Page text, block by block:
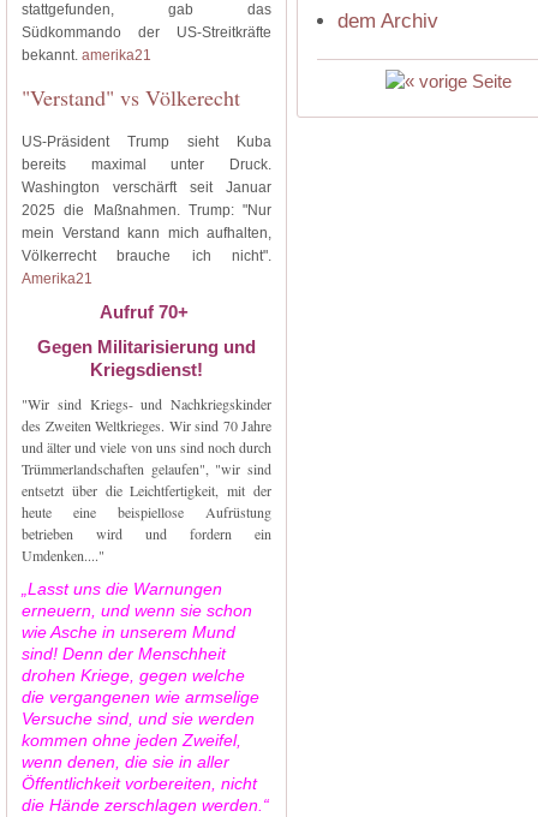
stattgefunden, gab das
Südkommando der US-Streitkräfte
bekannt. amerika21
"Verstand" vs Völkerecht
US-Präsident Trump sieht Kuba
bereits maximal unter Druck.
Washington verschärft seit Januar
2025 die Maßnahmen. Trump: "Nur
mein Verstand kann mich aufhalten,
Völkerrecht brauche ich nicht".
Amerika21
Aufruf 70+
Gegen Militarisierung und
Kriegsdienst!
"Wir sind Kriegs- und Nachkriegskinder
des Zweiten Weltkrieges. Wir sind 70 Jahre
und älter und viele von uns sind noch durch
Trümmerlandschaften gelaufen", "wir sind
entsetzt über die Leichtfertigkeit, mit der
heute eine beispiellose Aufrüstung
betrieben wird und fordern ein
Umdenken...."
„Lasst uns die Warnungen
erneuern, und wenn sie schon
wie Asche in unserem Mund
sind! Denn der Menschheit
drohen Kriege, gegen welche
die vergangenen wie armselige
Versuche sind, und sie werden
kommen ohne jeden Zweifel,
wenn denen, die sie in aller
Öffentlichkeit vorbereiten, nicht
die Hände zerschlagen werden.“
dem Archiv